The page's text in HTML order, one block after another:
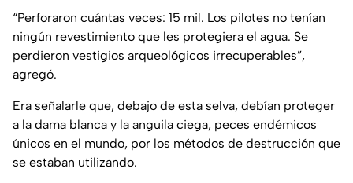
“Perforaron cuántas veces: 15 mil. Los pilotes no tenían
ningún revestimiento que les protegiera el agua. Se
perdieron vestigios arqueológicos irrecuperables”,
agregó.
Era señalarle que, debajo de esta selva, debían proteger
a la dama blanca y la anguila ciega, peces endémicos
únicos en el mundo, por los métodos de destrucción que
se estaban utilizando.